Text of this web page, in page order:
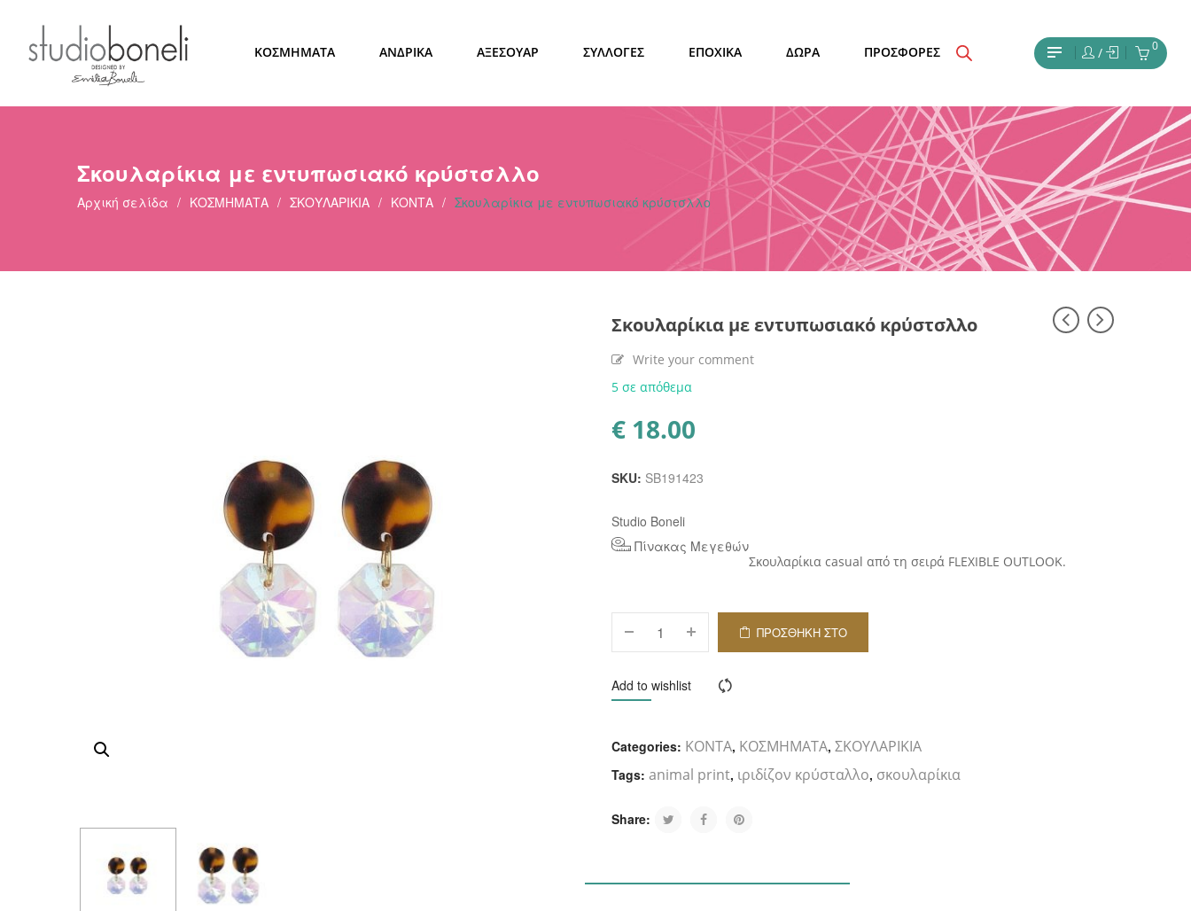
ΚΟΣΜΗΜΑΤΑ ΑΝΔΡΙΚΑ ΑΞΕΣΟΥΑΡ ΣΥΛΛΟΓΕΣ ΕΠΟΧΙΚΑ ΔΩΡΑ ΠΡΟΣΦΟΡΕΣ / 0
Σκουλαρίκια με εντυπωσιακό κρύστσλλο
Αρχική σελίδα / ΚΟΣΜΗΜΑΤΑ / ΣΚΟΥΛΑΡΙΚΙΑ / ΚΟΝΤΑ / Σκουλαρίκια με εντυπωσιακό κρύστσλλο
Σκουλαρίκια με εντυπωσιακό κρύστσλλο
Write your comment
5 σε απόθεμα
€ 18.00
SKU: SB191423
Studio Boneli
Πίνακας Μεγεθών
Σκουλαρίκια casual από τη σειρά FLEXIBLE OUTLOOK.
ΠΡΟΣΘΉΚΗ ΣΤΟ
Add to wishlist
Categories: ΚΟΝΤΑ, ΚΟΣΜΗΜΑΤΑ,ΣΚΟΥΛΑΡΙΚΙΑ
Tags:animal print, ιριδίζον κρύσταλλο, σκουλαρίκια
Share: